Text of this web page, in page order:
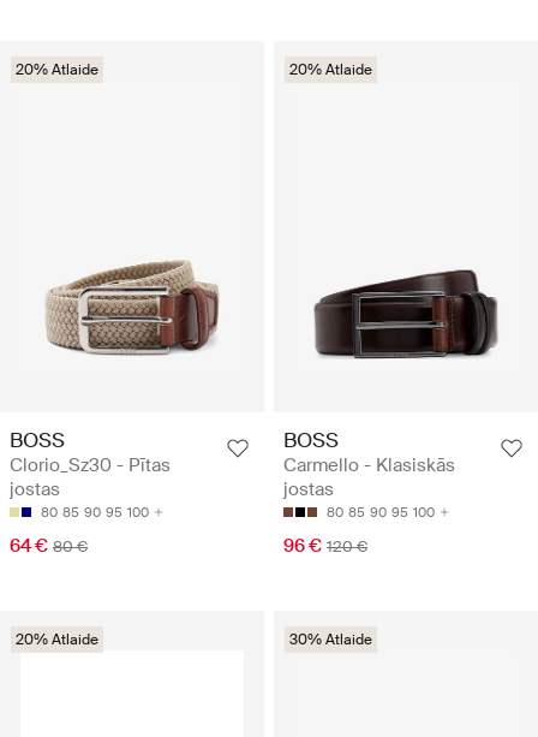
20% Atlaide
BOSS
Clorio_Sz30 - Pītas
jostas
80 85 90 95 100
64 € 80 €
20% Atlaide
BOSS
Carmello - Klasiskās
jostas
80 85 90 95 100
96 € 120 €
20% Atlaide 30% Atlaide